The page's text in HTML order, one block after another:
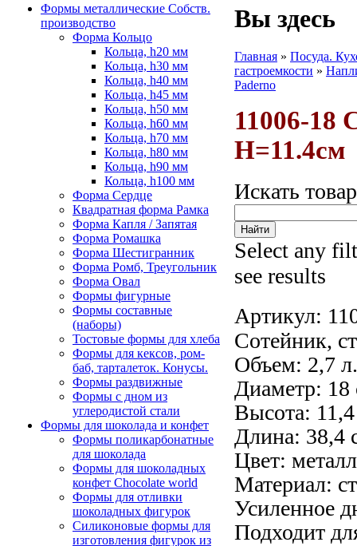
Формы металлические Собств.
производство
Форма Кольцо
Кольца, h20 мм
Кольца, h30 мм
Кольца, h40 мм
Кольца, h45 мм
Кольца, h50 мм
Кольца, h60 мм
Кольца, h70 мм
Кольца, h80 мм
Кольца, h90 мм
Кольца, h100 мм
Форма Сердце
Квадратная форма Рамка
Форма Капля / Запятая
Форма Ромашка
Форма Шестигранник
Форма Ромб, Треугольник
Форма Овал
Формы фигурные
Формы составные
(наборы)
Тостовые формы для хлеба
Формы для кексов, ром-
баб, тарталеток. Конусы.
Формы раздвижные
Формы с дном из
углеродистой стали
Формы для шоколада и конфет
Формы поликарбонатные
для шоколада
Формы для шоколадных
конфет Сhocolate world
Формы для отливки
шоколадных фигурок
Силиконовые формы для
изготовления фигурок из
Вы здесь
Главная » Посуда.
гастроемкости »
Paderno
11006-18
H=11.4см
Искать
Select any
see results
Артикул:
Сотейник,
Объем: 2,7 л.
Диаметр: 18
Высота:
Длина: 38,4
Цвет:
Материал:
Усиленное
Подходит